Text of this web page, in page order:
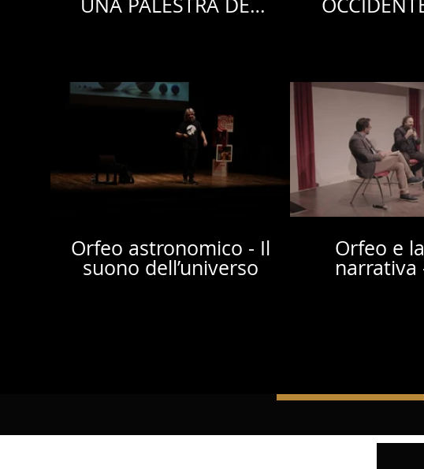
Join our WEBCLUBand
many exclusive streaming
Orfeo astronomico - Il
suono dell’universo
Orfeo e
narrativa